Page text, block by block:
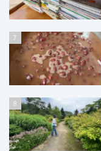
7
8